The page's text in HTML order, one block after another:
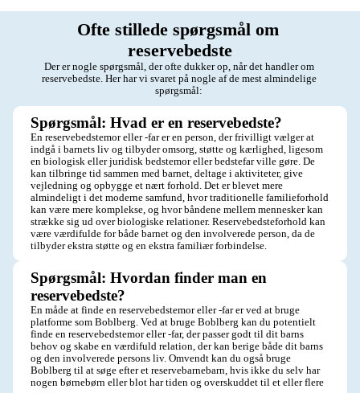
Ofte stillede spørgsmål om
reservebedste
Der er nogle spørgsmål, der ofte dukker op, når det handler om
reservebedste. Her har vi svaret på nogle af de mest almindelige
spørgsmål:
Spørgsmål: Hvad er en reservebedste?
En reservebedstemor eller -far er en person, der frivilligt vælger at
indgå i barnets liv og tilbyder omsorg, støtte og kærlighed, ligesom
en biologisk eller juridisk bedstemor eller bedstefar ville gøre. De
kan tilbringe tid sammen med barnet, deltage i aktiviteter, give
vejledning og opbygge et nært forhold. Det er blevet mere
almindeligt i det moderne samfund, hvor traditionelle familieforhold
kan være mere komplekse, og hvor båndene mellem mennesker kan
strække sig ud over biologiske relationer. Reservebedsteforhold kan
være værdifulde for både barnet og den involverede person, da de
tilbyder ekstra støtte og en ekstra familiær forbindelse.
Spørgsmål: Hvordan finder man en
reservebedste?
En måde at finde en reservebedstemor eller -far er ved at bruge
platforme som Boblberg. Ved at bruge Boblberg kan du potentielt
finde en reservebedstemor eller -far, der passer godt til dit barns
behov og skabe en værdifuld relation, der kan berige både dit barns
og den involverede persons liv. Omvendt kan du også bruge
Boblberg til at søge efter et reservebarnebarn, hvis ikke du selv har
nogen børnebørn eller blot har tiden og overskuddet til et eller flere